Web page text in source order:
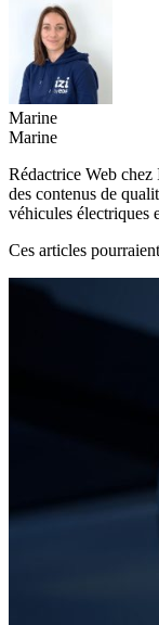
Marine
Marine
Rédactrice Web
des contenus de
véhicules électriques
Ces articles